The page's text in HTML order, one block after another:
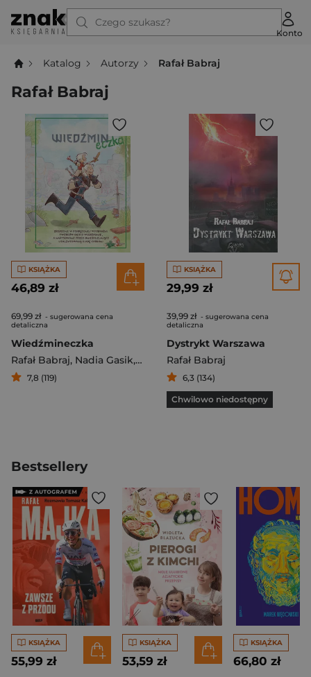
Czego szukasz?
Konto
Katalog Autorzy Rafał Babraj
Rafał Babraj
KSIĄŻKA
46,89 zł
69,99 zł - sugerowana cena
detaliczna
Wiedźmineczka
Rafał Babraj, Nadia Gasik, Katarzyna Grzyb,Sebastian
7,8 (119)
KSIĄŻKA
29,99 zł
39,99 zł - sugerowana cena
detaliczna
Dystrykt Warszawa
Rafał Babraj
6,3 (134)
Chwilowo niedostępny
Bestsellery
KSIĄŻKA
55,99 zł
KSIĄŻKA
53,59 zł
KSIĄŻKA
66,80 zł